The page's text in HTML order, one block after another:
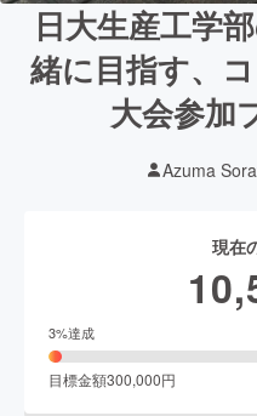
日大生産工学
緒に目指す、
大会参加
Azuma
現在
3%達成
目標金額300,000円